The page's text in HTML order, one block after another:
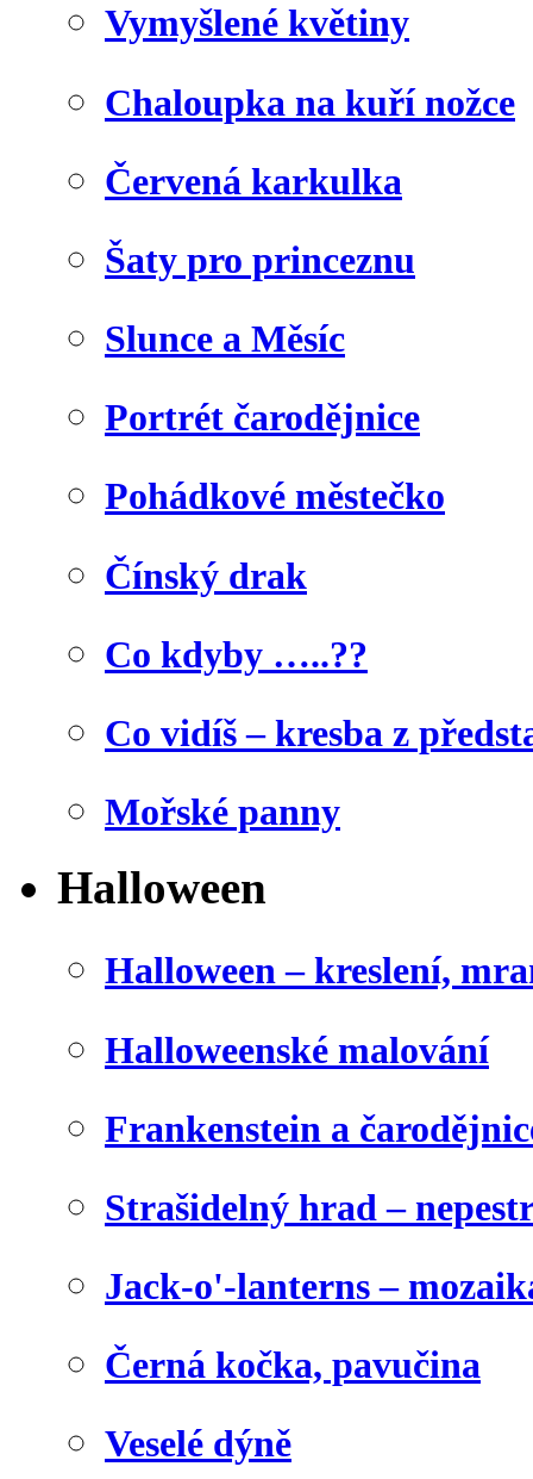
Vymyšlené květiny
Chaloupka na kuří nožce
Červená karkulka
Šaty pro princeznu
Slunce a Měsíc
Portrét čarodějnice
Pohádkové městečko
Čínský drak
Co kdyby …..??
Co vidíš – kresba z
Mořské panny
Halloween
Halloween – kreslení,
Halloweenské malování
Frankenstein a
Strašidelný hrad –
Jack-o'-lanterns –
Černá kočka, pavučina
Veselé dýně